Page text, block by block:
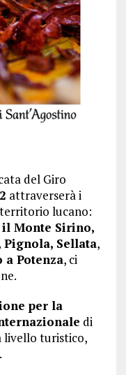
del Giro
attraverserà i
territorio lucano:
il Monte Sirino,
Sellata,
a Potenza, ci
per la
di
livello turistico,